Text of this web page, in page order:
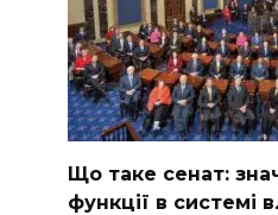
Що таке сенат:
функції в системі